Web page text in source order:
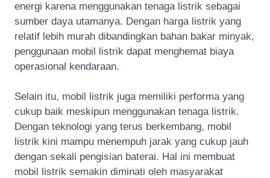
energi karena menggunakan tenaga listrik sebagai
sumber daya utamanya. Dengan harga listrik yang
relatif lebih murah dibandingkan bahan bakar minyak,
penggunaan mobil listrik dapat menghemat biaya
operasional kendaraan.
Selain itu, mobil listrik juga memiliki performa yang
cukup baik meskipun menggunakan tenaga listrik.
Dengan teknologi yang terus berkembang, mobil
listrik kini mampu menempuh jarak yang cukup jauh
dengan sekali pengisian baterai. Hal ini membuat
mobil listrik semakin diminati oleh masyarakat